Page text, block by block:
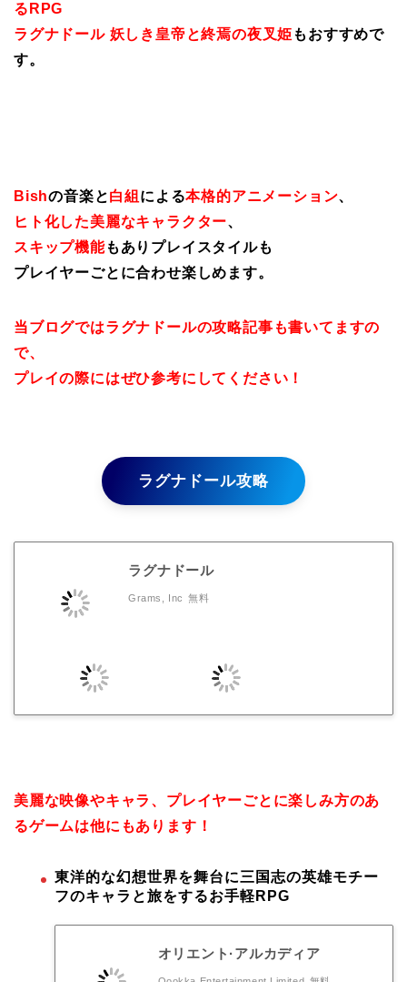
るRPG
ラグナドール 妖しき皇帝と終焉の夜叉姫 もおすすめで
す。
Bishの音楽と白組 による本格的アニメーション、
ヒト化した美麗なキャラクター、
スキップ機能もありプレイスタイルも
プレイヤーごとに合わせ楽しめます。
当ブログではラグナドールの攻略記事も書いてますの
で、
プレイの際にはぜひ参考にしてください！
ラグナドール攻略
ラグナドール
Grams, Inc 無料
美麗な映像やキャラ、プレイヤーごとに楽しみ方のあ
るゲームは他にもあります！
東洋的な幻想世界を舞台に三国志の英雄モチー
フのキャラと旅をするお手軽RPG
オリエント·アルカディア